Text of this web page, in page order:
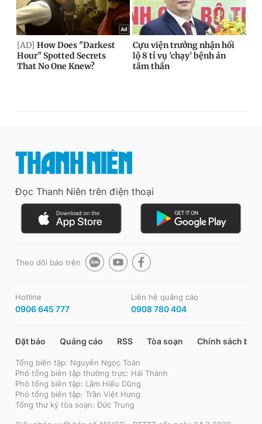
Đọc Thanh Niên trên điện thoại
Theo dõi báo trên
Hotline
0906 645 777
Liên hệ quảng cáo
0908 780 404
Đặt báo Quảng cáo RSS Tòa soạn Chính sách bảo
Tổng biên tập: Nguyễn Ngọc Toàn
Phó tổng biên tập thường trực: Hải Thành
Phó tổng biên tập: Lâm Hiếu Dũng
Phó tổng biên tập: Trần Việt Hưng
Tổng thư ký tòa soạn: Đức Trung